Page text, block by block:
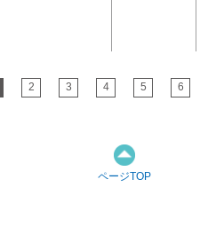
2 3 4 5 6
ページTOP